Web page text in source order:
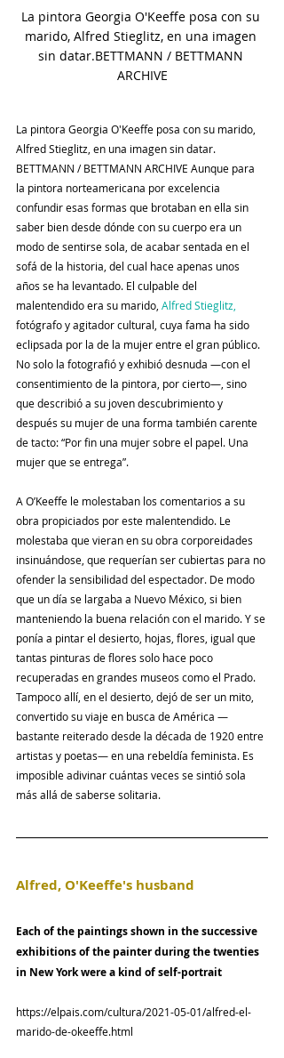
La pintora Georgia O'Keeffe posa con su
marido, Alfred Stieglitz, en una imagen
sin datar.BETTMANN / BETTMANN
ARCHIVE
La pintora Georgia O'Keeffe posa con su marido,
Alfred Stieglitz, en una imagen sin datar.
BETTMANN / BETTMANN ARCHIVE Aunque para
la pintora norteamericana por excelencia
confundir esas formas que brotaban en ella sin
saber bien desde dónde con su cuerpo era un
modo de sentirse sola, de acabar sentada en el
sofá de la historia, del cual hace apenas unos
años se ha levantado. El culpable del
malentendido era su marido, Alfred Stieglitz,
fotógrafo y agitador cultural, cuya fama ha sido
eclipsada por la de la mujer entre el gran público.
No solo la fotografió y exhibió desnuda —con el
consentimiento de la pintora, por cierto—, sino
que describió a su joven descubrimiento y
después su mujer de una forma también carente
de tacto: “Por fin una mujer sobre el papel. Una
mujer que se entrega”.
A O’Keeffe le molestaban los comentarios a su
obra propiciados por este malentendido. Le
molestaba que vieran en su obra corporeidades
insinuándose, que requerían ser cubiertas para no
ofender la sensibilidad del espectador. De modo
que un día se largaba a Nuevo México, si bien
manteniendo la buena relación con el marido. Y se
ponía a pintar el desierto, hojas, flores, igual que
tantas pinturas de flores solo hace poco
recuperadas en grandes museos como el Prado.
Tampoco allí, en el desierto, dejó de ser un mito,
convertido su viaje en busca de América —
bastante reiterado desde la década de 1920 entre
artistas y poetas— en una rebeldía feminista. Es
imposible adivinar cuántas veces se sintió sola
más allá de saberse solitaria.
Alfred, O'Keeffe's husband
Each of the paintings shown in the successive
exhibitions of the painter during the twenties
in New York were a kind of self-portrait
https://elpais.com/cultura/2021-05-01/alfred-el-
marido-de-okeeffe.html